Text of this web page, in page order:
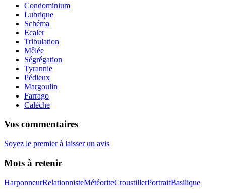
Condominium
Lubrique
Schéma
Ecaler
Tribulation
Mêlée
Ségrégation
Tyrannie
Pédieux
Margoulin
Farrago
Calèche
Vos commentaires
Soyez le premier à laisser un avis
Mots à retenir
HarponneurRelationnisteMétéoriteCroustillerPortraitBasilique